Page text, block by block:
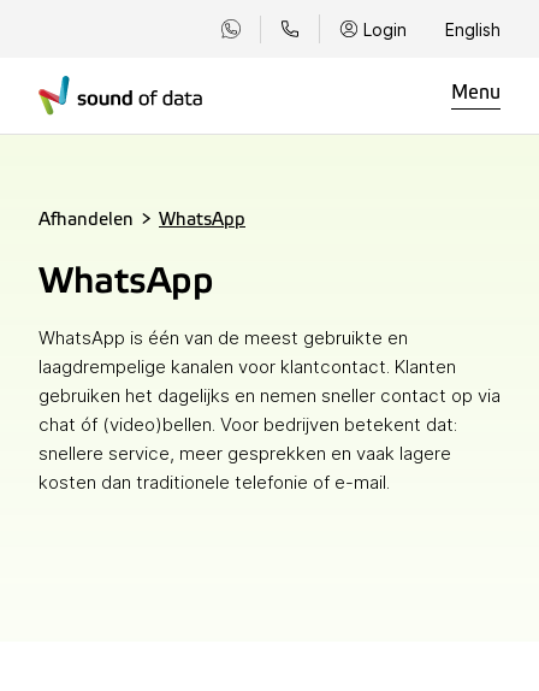
Login English
Menu
Afhandelen > WhatsApp
WhatsApp
WhatsApp is één van de meest gebruikte en
laagdrempelige kanalen voor klantcontact. Klanten
gebruiken het dagelijks en nemen sneller contact op via
chat óf (video)bellen. Voor bedrijven betekent dat:
snellere service, meer gesprekken en vaak lagere
kosten dan traditionele telefonie of e-mail.